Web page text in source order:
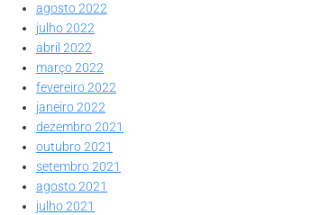
agosto 2022
julho 2022
abril 2022
março 2022
fevereiro 2022
janeiro 2022
dezembro 2021
outubro 2021
setembro 2021
agosto 2021
julho 2021